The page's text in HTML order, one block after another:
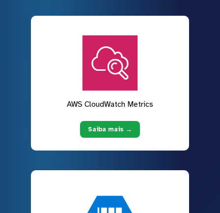
AWS CloudWatch Metrics
Saiba mais →